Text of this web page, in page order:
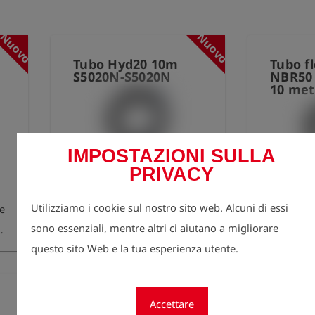
IMPOSTAZIONI SULLA
PRIVACY
Utilizziamo i cookie sul nostro sito web. Alcuni di essi
sono essenziali, mentre altri ci aiutano a migliorare
questo sito Web e la tua esperienza utente.
Accettare
Tubo Hyd20 10m
S5020N-S5020N
Nuovo
Tubo flessibile di
pressione DN 20 x 10
metri per MPP 70-35
entrambi. Nipplo a innesto
e cappuccio di protezione
Tubo
10
giunto